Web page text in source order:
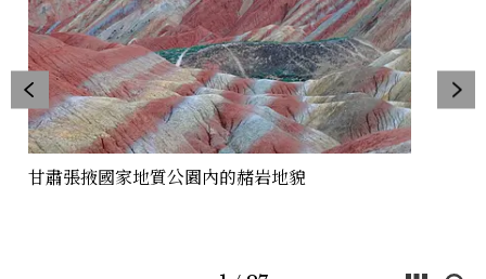
甘肅張掖國家地質公園內的赭岩地貌